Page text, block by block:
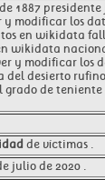
1887
y modificar los
en wikidata
wikidata
y modificar los
desierto
grado de
de víctimas .
julio de 2020 .